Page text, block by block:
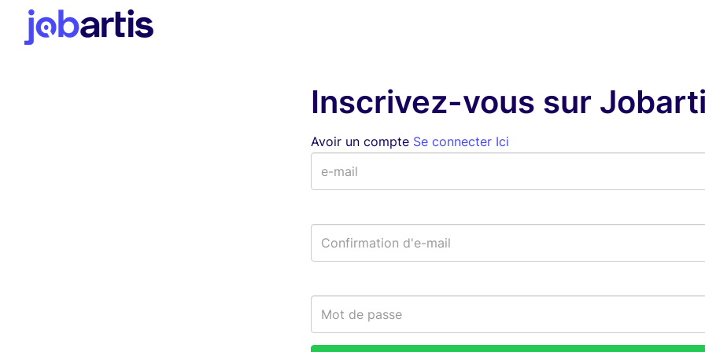
Inscrivez-vous sur
Avoir un compte Se connecter Ici